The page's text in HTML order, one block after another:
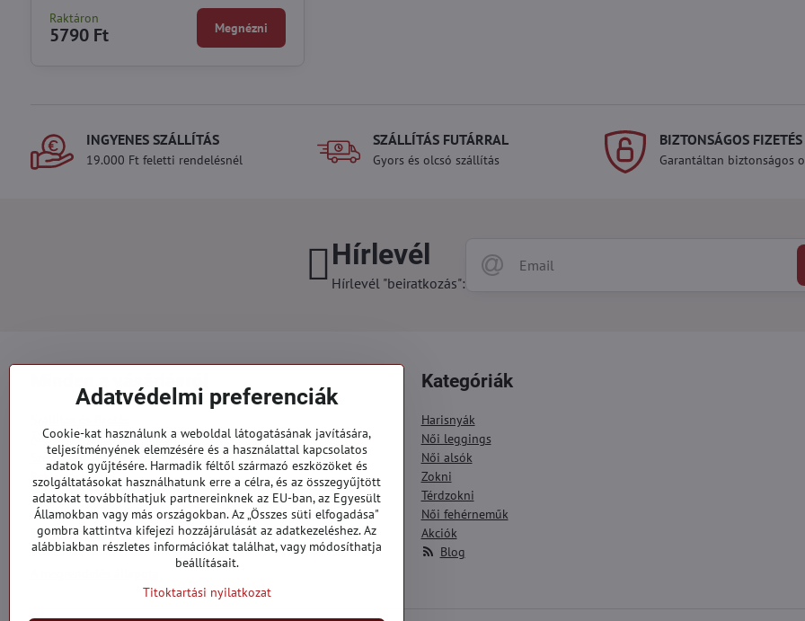
Raktáron
5790 Ft Megnézni
INGYENES SZÁLLÍTÁS
19.000 Ft feletti rendelésnél
SZÁLLÍTÁS FUTÁRRAL
Gyors és olcsó szállítás
BIZTONSÁGOS FIZETÉS
Garantáltan biztonságos
Hírlevél
Hírlevél "beiratkozás":
Általános szerződési feltételek
Személyes adatok védelme
Reklamációs űrlap
Kapcsolatt
Megrendelések
Kategóriák
Harisnyák
Női leggings
Női alsók
Zokni
Térdzokni
Női fehérneműk
Akciók
Blog
Adatvédelmi preferenciák
Cookie-kat használunk a weboldal látogatásának javítására,
teljesítményének elemzésére és a használattal kapcsolatos
adatok gyűjtésére. Harmadik féltől származó eszközöket és
szolgáltatásokat használhatunk erre a célra, és az összegyűjtött
adatokat továbbíthatjuk partnereinknek az EU-ban, az Egyesült
Államokban vagy más országokban. Az „Összes süti elfogadása"
gombra kattintva kifejezi hozzájárulását az adatkezeléshez. Az
alábbiakban részletes információkat találhat, vagy módosíthatja
beállításait.
Titoktartási nyilatkozat